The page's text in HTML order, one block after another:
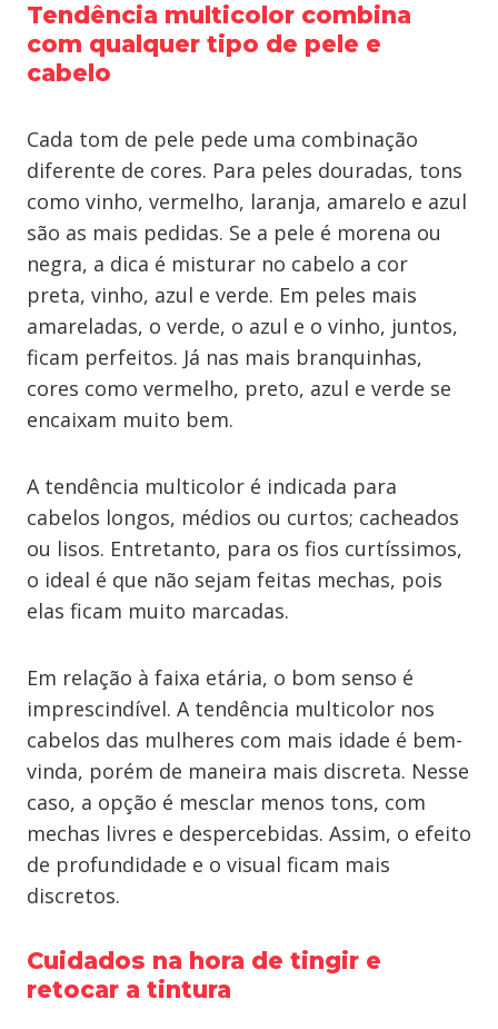
Tendência multicolor combina
com qualquer tipo de pele e
cabelo
Cada tom de pele pede uma combinação
diferente de cores. Para peles douradas, tons
como vinho, vermelho, laranja, amarelo e azul
são as mais pedidas. Se a pele é morena ou
negra, a dica é misturar no cabelo a cor
preta, vinho, azul e verde. Em peles mais
amareladas, o verde, o azul e o vinho, juntos,
ficam perfeitos. Já nas mais branquinhas,
cores como vermelho, preto, azul e verde se
encaixam muito bem.
A tendência multicolor é indicada para
cabelos longos, médios ou curtos; cacheados
ou lisos. Entretanto, para os fios curtíssimos,
o ideal é que não sejam feitas mechas, pois
elas ficam muito marcadas.
Em relação à faixa etária, o bom senso é
imprescindível. A tendência multicolor nos
cabelos das mulheres com mais idade é bem-
vinda, porém de maneira mais discreta. Nesse
caso, a opção é mesclar menos tons, com
mechas livres e despercebidas. Assim, o efeito
de profundidade e o visual ficam mais
discretos.
Cuidados na hora de tingir e
retocar a tintura